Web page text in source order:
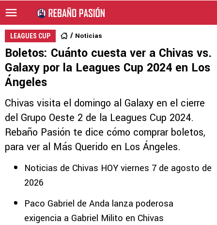
LEAGUES CUP Noticias
Boletos: Cuánto cuesta ver a Chivas vs.
Galaxy por la Leagues Cup 2024 en Los
Ángeles
Chivas visita el domingo al Galaxy en el cierre
del Grupo Oeste 2 de la Leagues Cup 2024.
Rebaño Pasión te dice cómo comprar boletos,
para ver al Más Querido en Los Ángeles.
Noticias de Chivas HOY viernes 7 de agosto de
2026
Paco Gabriel de Anda lanza poderosa
exigencia a Gabriel Milito en Chivas